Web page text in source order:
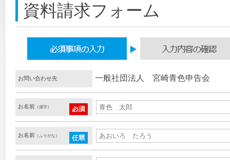
資料請求フォーム
お問い合わせ先 一般社団法人 宮崎青色申告会
お名前 （漢字）
お名前 （ふりがな）